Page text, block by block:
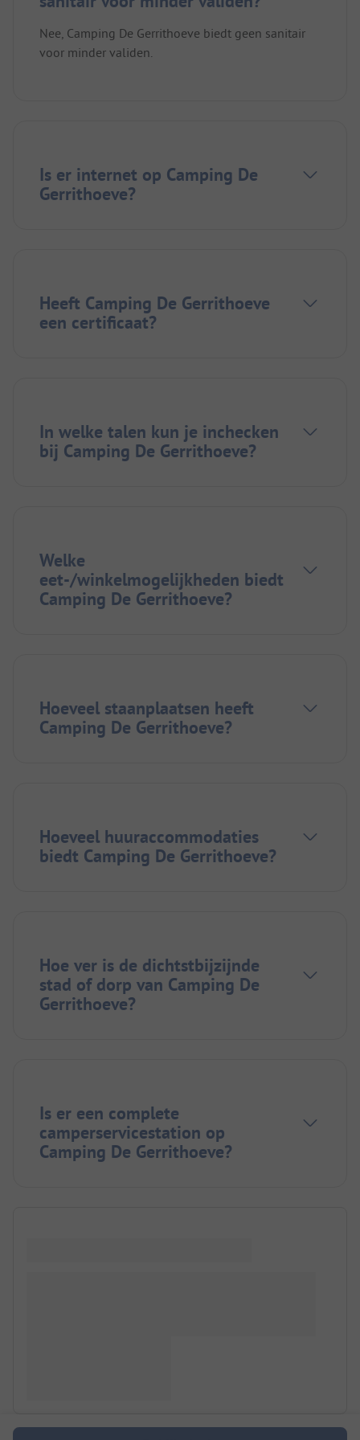
Nee, Camping De Gerrithoeve biedt geen sanitair
voor minder validen.
Is er internet op Camping De
Gerrithoeve?
Heeft Camping De Gerrithoeve
een certificaat?
In welke talen kun je inchecken
bij Camping De Gerrithoeve?
Welke
eet-/winkelmogelijkheden biedt
Camping De Gerrithoeve?
Hoeveel staanplaatsen heeft
Camping De Gerrithoeve?
Hoeveel huuraccommodaties
biedt Camping De Gerrithoeve?
Hoe ver is de dichtstbijzijnde
stad of dorp van Camping De
Gerrithoeve?
Is er een complete
camperservicestation op
Camping De Gerrithoeve?